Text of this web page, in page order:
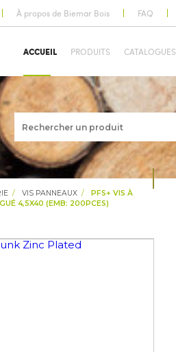
À propos de Biemar Bois FAQ
ACCUEIL PRODUITS CATALOGUES
VIS PANNEAUX
PFS+ VIS À
4,5X40 (EMB: 200PCES)